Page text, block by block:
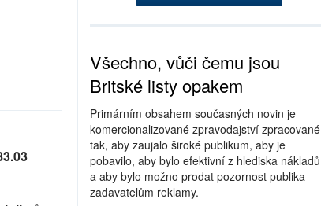
Všechno, vůči čemu jsou
Britské listy opakem
Primárním obsahem současných novin je
komercionalizované zpravodajství zpracované
tak, aby zaujalo široké publikum, aby je
pobavilo, aby bylo efektivní z hlediska nákladů
a aby bylo možno prodat pozornost publika
zadavatelům reklamy.